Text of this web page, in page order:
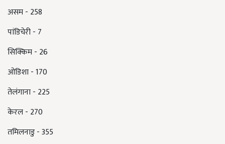
असम - 258
पांडिचेरी - 7
सिक्किम - 26
ओडिशा - 170
तेलंगाना - 225
केरल - 270
तमिलनाडु - 355